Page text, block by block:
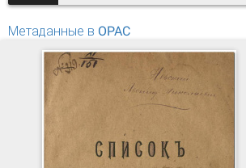
Метаданные в OPAC